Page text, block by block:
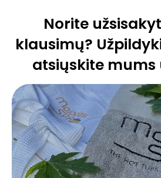
Norite
klausimų?
atsiųskite mums